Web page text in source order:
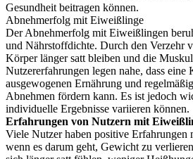
Gesundheit beitragen können.
Abnehmerfolg mit Eiweißlinge
Der Abnehmerfolg mit Eiweißlingen
und Nährstoffdichte. Durch den Verzehr
Körper länger satt bleiben und die
Nutzererfahrungen legen nahe, dass eine
ausgewogenen Ernährung und
Abnehmen fördern kann. Es ist jedoch
individuelle Ergebnisse variieren können.
Erfahrungen von Nutzern mit
Viele Nutzer haben positive Erfahrungen
wenn es darum geht, Gewicht zu